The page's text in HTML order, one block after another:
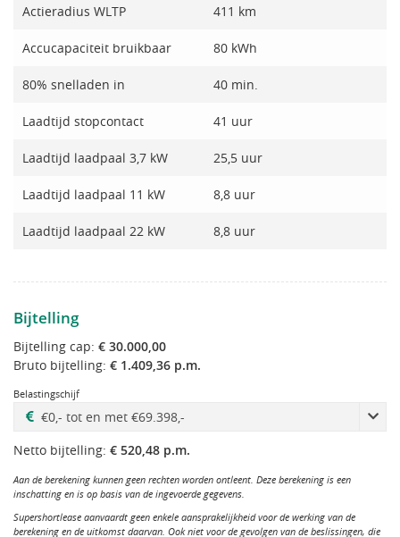
Actieradius WLTP 411 km
Accucapaciteit bruikbaar 80 kWh
80% snelladen in 40 min.
Laadtijd stopcontact 41 uur
Laadtijd laadpaal 3,7 kW 25,5 uur
Laadtijd laadpaal 11 kW 8,8 uur
Laadtijd laadpaal 22 kW 8,8 uur
Bijtelling
Bijtelling cap: € 30.000,00
Bruto bijtelling: € 1.409,36 p.m.
Belastingschijf
Netto bijtelling: € 520,48 p.m.
Aan de berekening kunnen geen rechten worden ontleent. Deze berekening is een
inschatting en is op basis van de ingevoerde gegevens.
Supershortlease aanvaardt geen enkele aansprakelijkheid voor de werking van de
berekening en de uitkomst daarvan. Ook niet voor de gevolgen van de beslissingen, die